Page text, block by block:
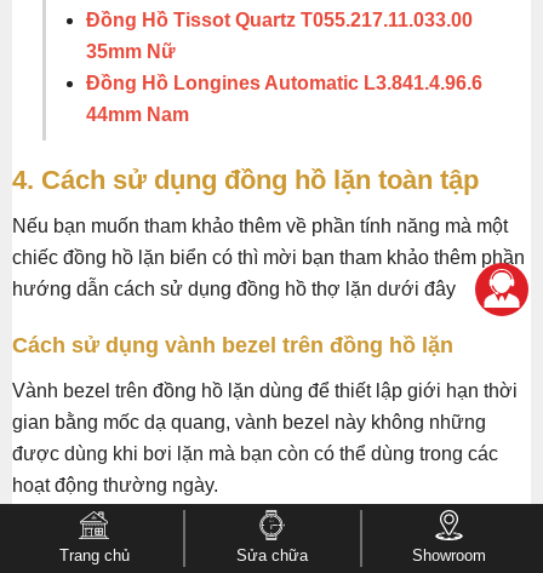
Đồng Hồ Tissot Quartz T055.217.11.033.00
35mm Nữ
Đồng Hồ Longines Automatic L3.841.4.96.6
44mm Nam
4. Cách sử dụng đồng hồ lặn toàn tập
Nếu bạn muốn tham khảo thêm về phần tính năng mà một
chiếc đồng hồ lặn biển có thì mời bạn tham khảo thêm phần
hướng dẫn cách sử dụng đồng hồ thợ lặn dưới đây
Cách sử dụng vành bezel trên đồng hồ lặn
Vành bezel trên đồng hồ lặn dùng để thiết lập giới hạn thời
gian bằng mốc dạ quang, vành bezel này không những
được dùng khi bơi lặn mà bạn còn có thể dùng trong các
hoạt động thường ngày.
Đầu tiên lấy kim phút làm mốc, ta xoay cọc dạ quang trên
bezel đến trước một khoảng thời gian dùng làm thời gian
Trang chủ Sửa chữa Showroom